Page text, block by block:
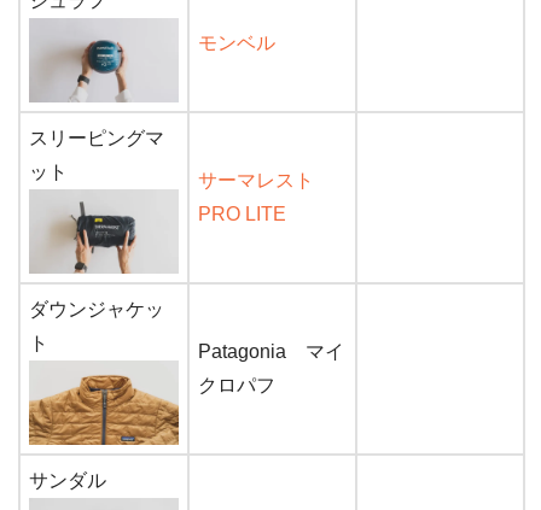
モンベル
スリーピングマ
ット
サーマレスト
PRO LITE
ダウンジャケッ
ト
Patagonia マイ
クロパフ
サンダル